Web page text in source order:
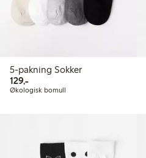
5-pakning Sokker
129,-129,00 kr
Økologisk bomull